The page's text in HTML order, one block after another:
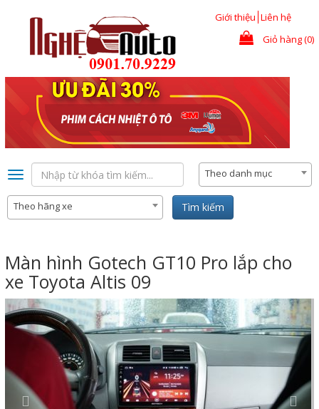
Giới thiệu Liên hệ
Giỏ hàng (0)
Toggle
navigation
Theo danh mục
Theo hãng xe Tìm kiếm
Màn hình Gotech GT10 Pro lắp cho
xe Toyota Altis 09
Previous